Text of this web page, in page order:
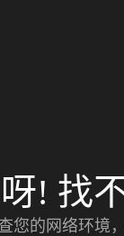
! 找
您的网络环境